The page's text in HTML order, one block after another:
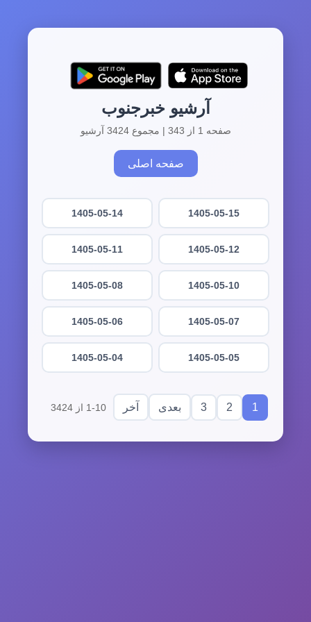
آرشیو خبرجنوب
صفحه 1 از 343 | مجموع 3424 آرشیو
صفحه اصلی
1405-05-15
1405-05-14
1405-05-12
1405-05-11
1405-05-10
1405-05-08
1405-05-07
1405-05-06
1405-05-05
1405-05-04
1
2
3 بعدی آخر 1-10 از 3424